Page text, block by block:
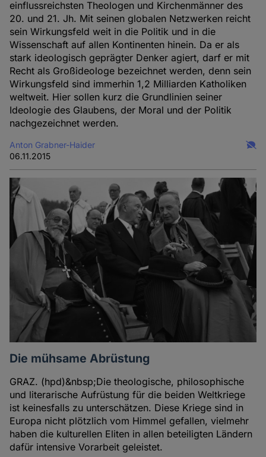
einflussreichsten Theologen und Kirchenmänner des
20. und 21. Jh. Mit seinen globalen Netzwerken reicht
sein Wirkungsfeld weit in die Politik und in die
Wissenschaft auf allen Kontinenten hinein. Da er als
stark ideologisch geprägter Denker agiert, darf er mit
Recht als Großideologe bezeichnet werden, denn sein
Wirkungsfeld sind immerhin 1,2 Milliarden Katholiken
weltweit. Hier sollen kurz die Grundlinien seiner
Ideologie des Glaubens, der Moral und der Politik
nachgezeichnet werden.
Anton Grabner-Haider
06.11.2015
Die mühsame Abrüstung
GRAZ. (hpd)&nbsp;Die theologische, philosophische
und literarische Aufrüstung für die beiden Weltkriege
ist keinesfalls zu unterschätzen. Diese Kriege sind in
Europa nicht plötzlich vom Himmel gefallen, vielmehr
haben die kulturellen Eliten in allen beteiligten Ländern
dafür intensive Vorarbeit geleistet.